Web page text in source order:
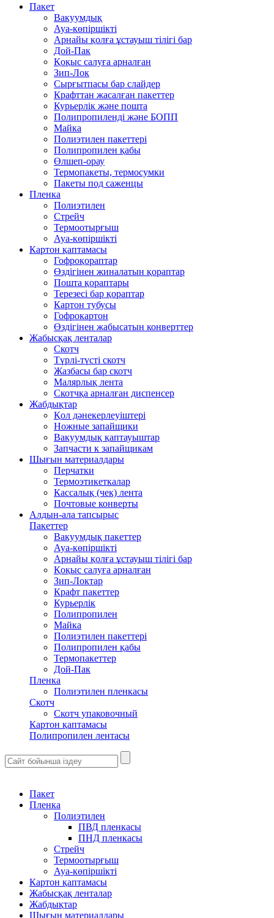
Пакет
Вакуумдық
Ауа-көпіршікті
Арнайы қолға ұстауыш тілігі бар
Дой-Пак
Қоқыс салуға арналған
Зип-Лок
Сырғытпасы бар слайдер
Крафттан жасалған пакеттер
Курьерлік және пошта
Полипропиленді және БОПП
Майка
Полиэтилен пакеттері
Полипропилен қабы
Өлшеп-орау
Термопакеты, термосумки
Пакеты под саженцы
Пленка
Полиэтилен
Стрейч
Термоотырғыш
Ауа-көпіршікті
Картон қаптамасы
Гофроқораптар
Өздігінен жиналатын қораптар
Пошта қораптары
Терезесі бар қораптар
Картон тубусы
Гофрокартон
Өздігінен жабысатын конверттер
Жабысқақ ленталар
Скотч
Түрлі-түсті скотч
Жазбасы бар скотч
Малярлық лента
Скотчқа арналған диспенсер
Жабдықтар
Қол дәнекерлеуіштері
Ножные запайщики
Вакуумдық қаптауыштар
Запчасти к запайщикам
Шығын материалдары
Перчатки
Термоэтикеткалар
Кассалық (чек) лента
Почтовые конверты
Алдын-ала тапсырыс
Пакеттер
Вакуумдық пакеттер
Ауа-көпіршікті
Арнайы қолға ұстауыш тілігі бар
Қоқыс салуға арналған
Зип-Локтар
Крафт пакеттер
Курьерлік
Полипропилен
Майка
Полиэтилен пакеттері
Полипропилен қабы
Термопакеттер
Дой-Пак
Пленка
Полиэтилен пленкасы
Скотч
Скотч упаковочный
Картон қаптамасы
Полипропилен лентасы
Пакет
Пленка
Полиэтилен
ПВД пленкасы
ПНД пленкасы
Стрейч
Термоотырғыш
Ауа-көпіршікті
Картон қаптамасы
Жабысқақ ленталар
Жабдықтар
Шығын материалдары